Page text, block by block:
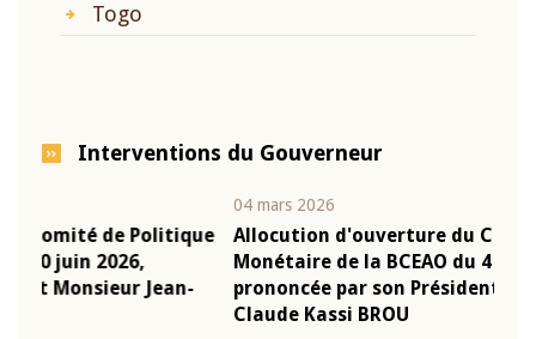
Togo
Interventions du Gouverneur
Allocution d'ouverture du Comité de Politique
Monétaire de la BCEAO du 4 mars 2026,
prononcée par son Président Monsieur Jean-